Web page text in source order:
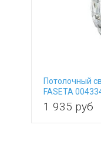
Цвет
кафе
Потолочный
FASETA
1 935 руб